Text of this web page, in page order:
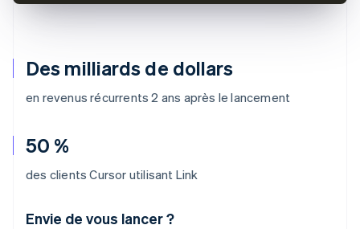
Des milliards de dollars
en revenus récurrents 2 ans après le lancement
50 %
des clients Cursor utilisant Link
Envie de vous lancer ?